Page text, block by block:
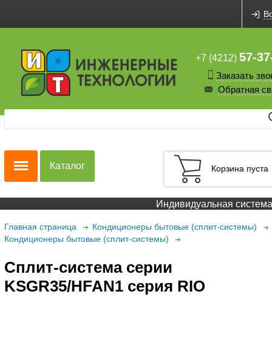
+7 (4212) 57-
Заказать
Обратная
Корзина пуста
Каталог
Индивидуальная система
Главная страница
Кондиционеры бытовые (сплит-системы)
Кондиционеры бытовые (сплит-системы)
Сплит-система серии
KSGR35/HFAN1 серия RIO